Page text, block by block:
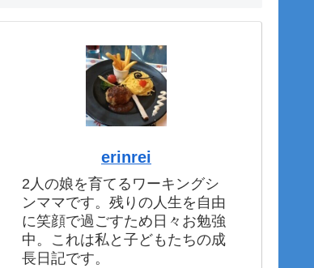
erinrei
2人の娘を育てるワーキングシ
ンママです。残りの人生を自由
に笑顔で過ごすため日々お勉強
中。これは私と子どもたちの成
長日記です。